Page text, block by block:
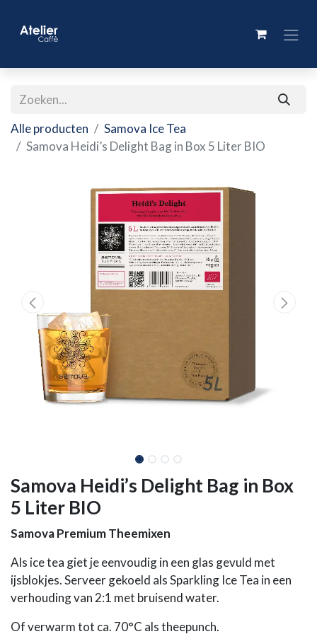
Alle producten
Samova Ice Tea
Samova Heidi’s Delight Bag in Box 5 Liter BIO
Samova Heidi’s Delight Bag in Box
5 Liter BIO
Samova Premium Theemixen
Als ice tea giet je eenvoudig in een glas gevuld met
ijsblokjes. Serveer gekoeld als Sparkling Ice Tea in een
verhouding van 2:1 met bruisend water.
Of verwarm tot ca. 70°C als theepunch.